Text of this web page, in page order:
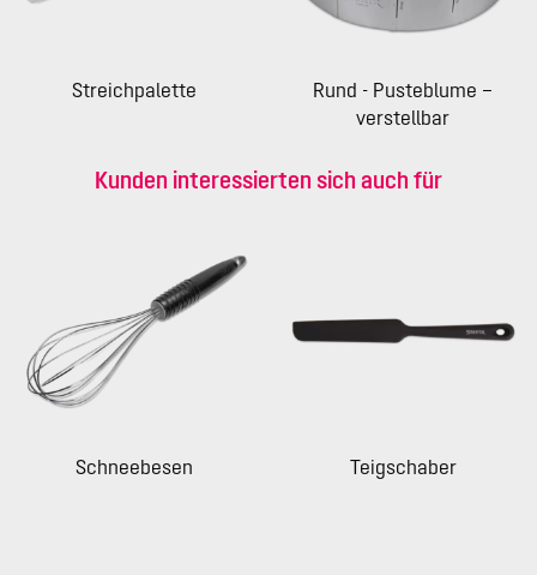
Streichpalette
Rund - Pusteblume –
verstellbar
Kunden interessierten sich auch für
Schneebesen Teigschaber